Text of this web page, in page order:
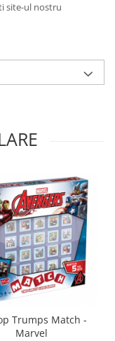
site-ul nostru
Trumps Match -
Marvel